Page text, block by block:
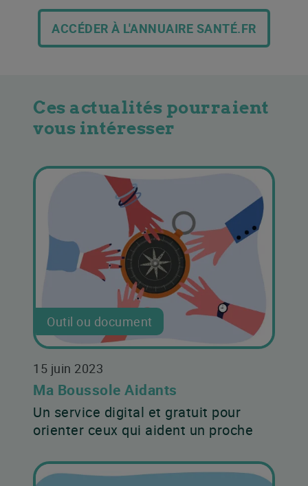
ACCÉDER À L'ANNUAIRE SANTÉ.FR
Ces actualités pourraient
vous intéresser
Outil ou document
15 juin 2023
Ma Boussole Aidants
Un service digital et gratuit pour
orienter ceux qui aident un proche